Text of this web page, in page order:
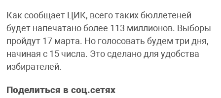
Как сообщает ЦИК, всего таких бюллетеней
будет напечатано более 113 миллионов. Выборы
пройдут 17 марта. Но голосовать будем три дня,
начиная с 15 числа. Это сделано для удобства
избирателей.
Поделиться в соц.сетях